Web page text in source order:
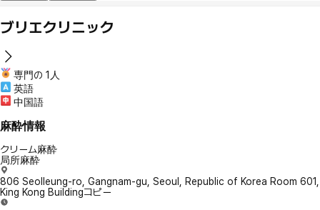
ブリエクリニック
専門の 1人
英語
中国語
麻酔情報
クリーム麻酔
局所麻酔
806 Seolleung-ro, Gangnam-gu, Seoul, Republic of Korea Room 601,
King Kong Buildingコピー